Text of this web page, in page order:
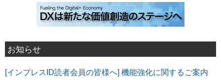
お知らせ
[インプレスID読者会員の皆様へ] 機能強化に関するご案内